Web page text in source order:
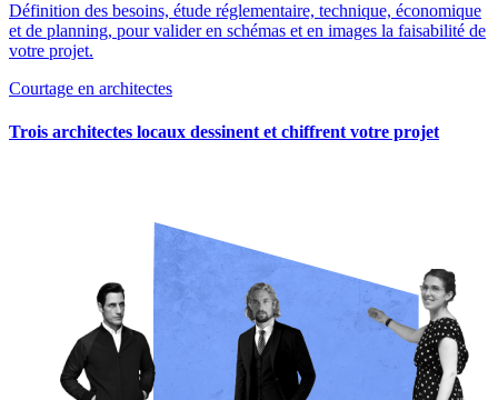
Définition des besoins, étude réglementaire, technique, économique
et de planning, pour valider en schémas et en images la faisabilité de
votre projet.
Courtage en architectes
Trois architectes locaux dessinent et chiffrent votre projet